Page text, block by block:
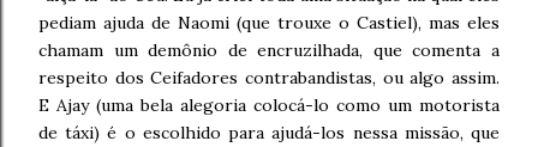
pediam ajuda de Naomi (que trouxe o Castiel), mas eles
chamam um demônio de encruzilhada, que comenta a
respeito dos Ceifadores contrabandistas, ou algo assim.
E Ajay (uma bela alegoria colocá-lo como um motorista
de táxi) é o escolhido para ajudá-los nessa missão, que